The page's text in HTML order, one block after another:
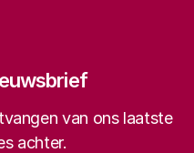
van ons laatste
achter.